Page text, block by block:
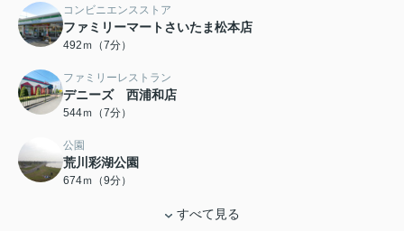
コンビニエンスストア
ファミリーマートさいたま松本店
492ｍ（7分）
ファミリーレストラン
デニーズ 西浦和店
544ｍ（7分）
公園
荒川彩湖公園
674ｍ（9分）
すべて見る